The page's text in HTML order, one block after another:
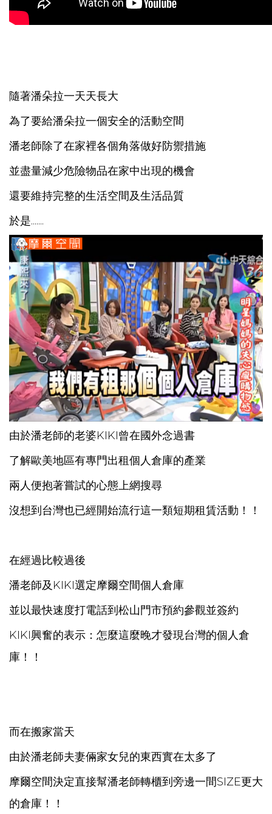
隨著潘朵拉一天天長大
為了要給潘朵拉一個安全的活動空間
潘老師除了在家裡各個角落做好防禦措施
並盡量減少危險物品在家中出現的機會
還要維持完整的生活空間及生活品質
於是.......
由於潘老師的老婆KIKI曾在國外念過書
了解歐美地區有專門出租個人倉庫的產業
兩人便抱著嘗試的心態上網搜尋
沒想到台灣也已經開始流行這一類短期租賃活動！！
在經過比較過後
潘老師及KIKI選定摩爾空間個人倉庫
並以最快速度打電話到松山門市預約參觀並簽約
KIKI興奮的表示：怎麼這麼晚才發現台灣的個人倉
庫！！
而在搬家當天
由於潘老師夫妻倆家女兒的東西實在太多了
摩爾空間決定直接幫潘老師轉櫃到旁邊一間SIZE更大
的倉庫！！